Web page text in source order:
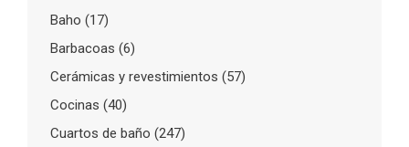
Baho (17)
Barbacoas (6)
Cerámicas y revestimientos (57)
Cocinas (40)
Cuartos de baño (247)